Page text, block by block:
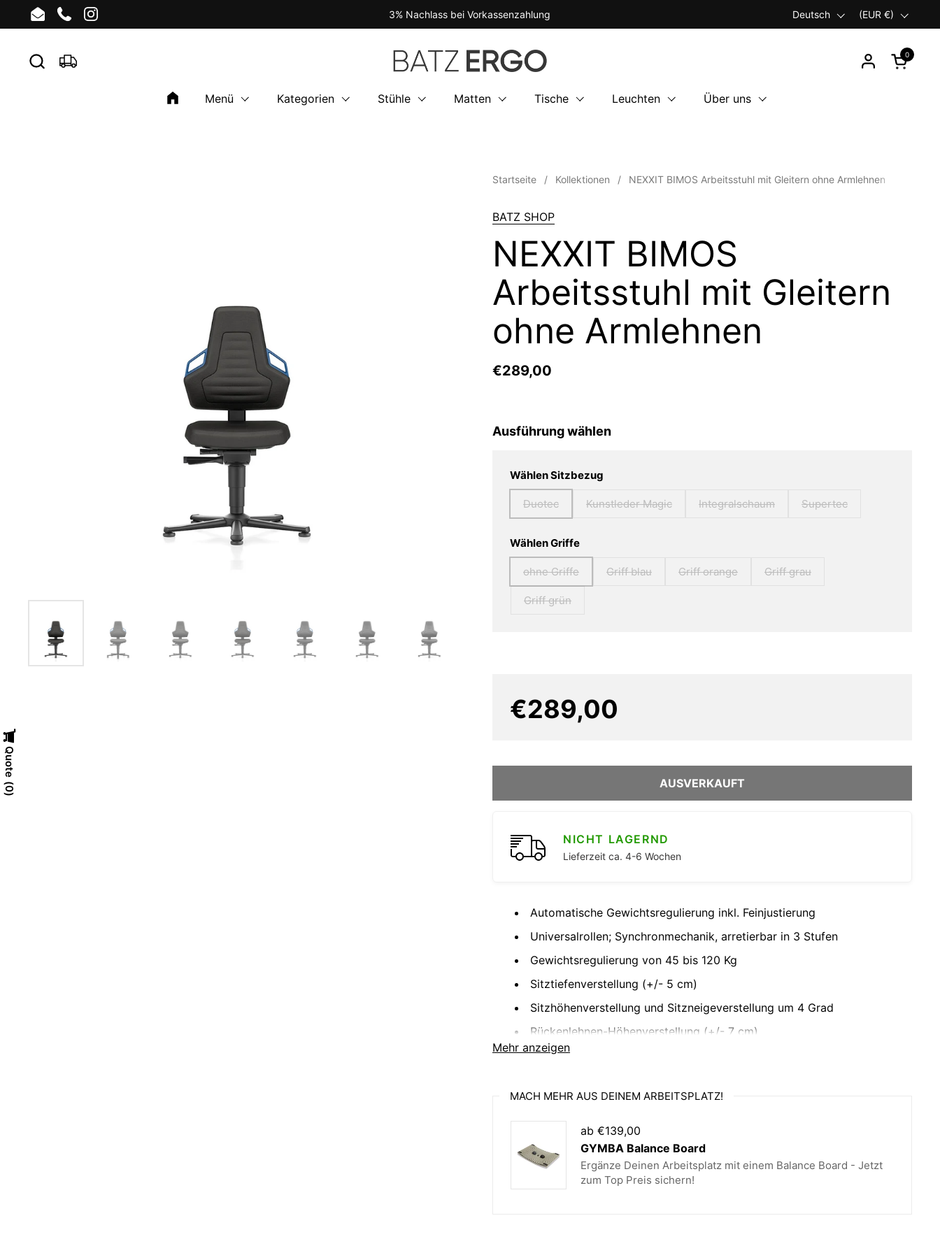
Zum Inhalt springen
EmailPhoneInstagram
3% Nachlass bei Vorkassenzahlung Sprache
Deutsch Land/Region
(EUR €)
0
Menü Kategorien Stühle Matten Tische Leuchten Über uns
Startseite / Kollektionen / NEXXIT BIMOS Arbeitsstuhl mit Gleitern ohne Armlehnen
BATZ SHOP
NEXXIT BIMOS
Arbeitsstuhl mit Gleitern
ohne Armlehnen
€289,00
Ausführung wählen
Wählen Sitzbezug
Duotec Kunstleder Magic Integralschaum Supertec
Wählen Griffe
ohne Griffe Griff blau Griff orange Griff grau
Griff grün
€289,00
AUSVERKAUFT
NICHT LAGERND
Lieferzeit ca. 4-6 Wochen
Mehr anzeigen
Automatische Gewichtsregulierung inkl. Feinjustierung
Universalrollen; Synchronmechanik, arretierbar in 3 Stufen
Gewichtsregulierung von 45 bis 120 Kg
Sitztiefenverstellung (+/- 5 cm)
Sitzhöhenverstellung und Sitzneigeverstellung um 4 Grad
Rückenlehnen-Höhenverstellung (+/- 7 cm)
Höhe der Rückenlehne: 53 cm; Sitztiefe: 40 bis 46 cm; Sitzhöhe: 45 -
Sitzbreite: 46 cm
Made in Germany
Lieferung erfolgt teil-zerlegt: Einfachste Montage
Fußkreuz in schwarz Stahl
Ergonomisch geformte Rückenlehne und Sitzfläche
MACH MEHR AUS DEINEM ARBEITSPLATZ!
ab €139,00
GYMBA Balance Board
Ergänze Deinen Arbeitsplatz mit einem Balance Board - Jetzt
zum Top Preis sichern!
Quote
0